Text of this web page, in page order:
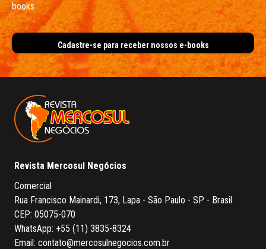
books
Cadastre-se para receber nossos e-books
Revista Mercosul Negócios
Comercial
Rua Francisco Mainardi, 173, Lapa - São Paulo - SP - Brasil
CEP: 05075-070
WhatsApp: +55 (11) 3835-8324
Email: contato@mercosulnegocios.com.br